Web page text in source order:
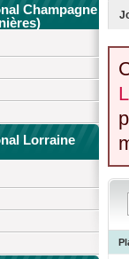
Champagne
Lorraine